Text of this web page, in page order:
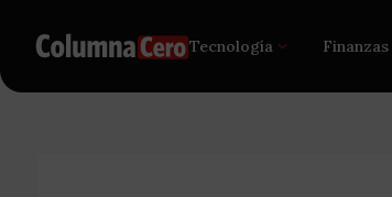
Tecnología Finanzas